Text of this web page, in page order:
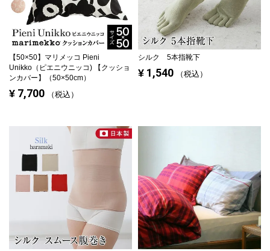
【50×50】 マリメッコ Pieni
Unikko（ピエニウニッコ) 【クッショ
ンカバー】（50×50cm）
¥ 7,700 税込
シルク 5本指靴下
¥ 1,540 税込